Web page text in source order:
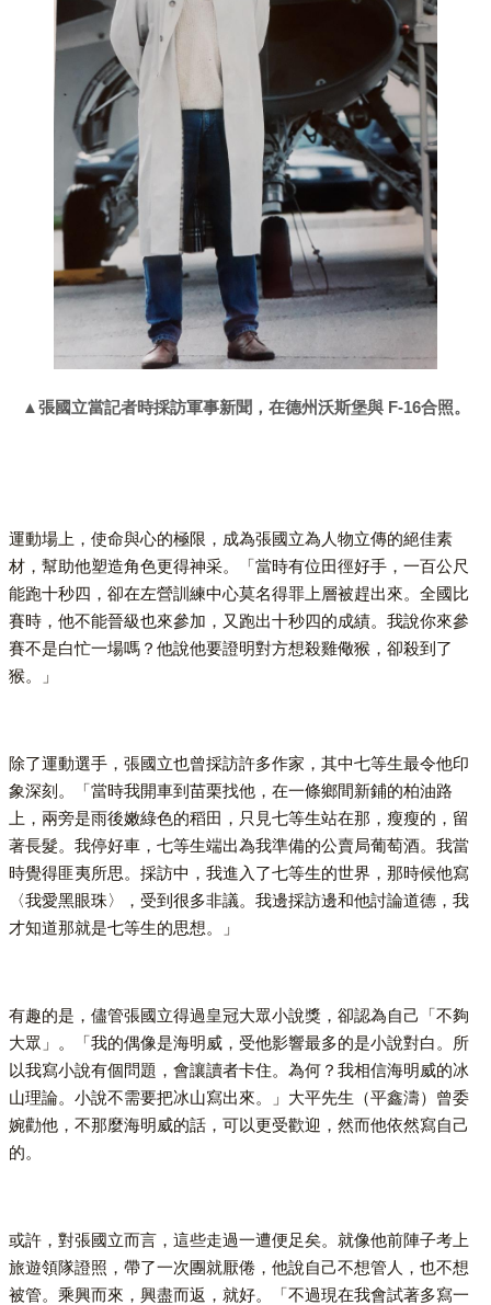
▲張國立當記者時採訪軍事新聞，在德州沃斯堡與 F-16合照。
運動場上，使命與心的極限，成為張國立為人物立傳的絕佳素
材，幫助他塑造角色更得神采。「當時有位田徑好手，一百公尺
能跑十秒四，卻在左營訓練中心莫名得罪上層被趕出來。全國比
賽時，他不能晉級也來參加，又跑出十秒四的成績。我說你來參
賽不是白忙一場嗎？他說他要證明對方想殺雞儆猴，卻殺到了
猴。」
除了運動選手，張國立也曾採訪許多作家，其中七等生最令他印
象深刻。「當時我開車到苗栗找他，在一條鄉間新鋪的柏油路
上，兩旁是雨後嫩綠色的稻田，只見七等生站在那，瘦瘦的，留
著長髮。我停好車，七等生端出為我準備的公賣局葡萄酒。我當
時覺得匪夷所思。採訪中，我進入了七等生的世界，那時候他寫
〈我愛黑眼珠〉，受到很多非議。我邊採訪邊和他討論道德，我
才知道那就是七等生的思想。」
有趣的是，儘管張國立得過皇冠大眾小說獎，卻認為自己「不夠
大眾」。「我的偶像是海明威，受他影響最多的是小說對白。所
以我寫小說有個問題，會讓讀者卡住。為何？我相信海明威的冰
山理論。小說不需要把冰山寫出來。」大平先生（平鑫濤）曾委
婉勸他，不那麼海明威的話，可以更受歡迎，然而他依然寫自己
的。
或許，對張國立而言，這些走過一遭便足矣。就像他前陣子考上
旅遊領隊證照，帶了一次團就厭倦，他說自己不想管人，也不想
被管。乘興而來，興盡而返，就好。「不過現在我會試著多寫一